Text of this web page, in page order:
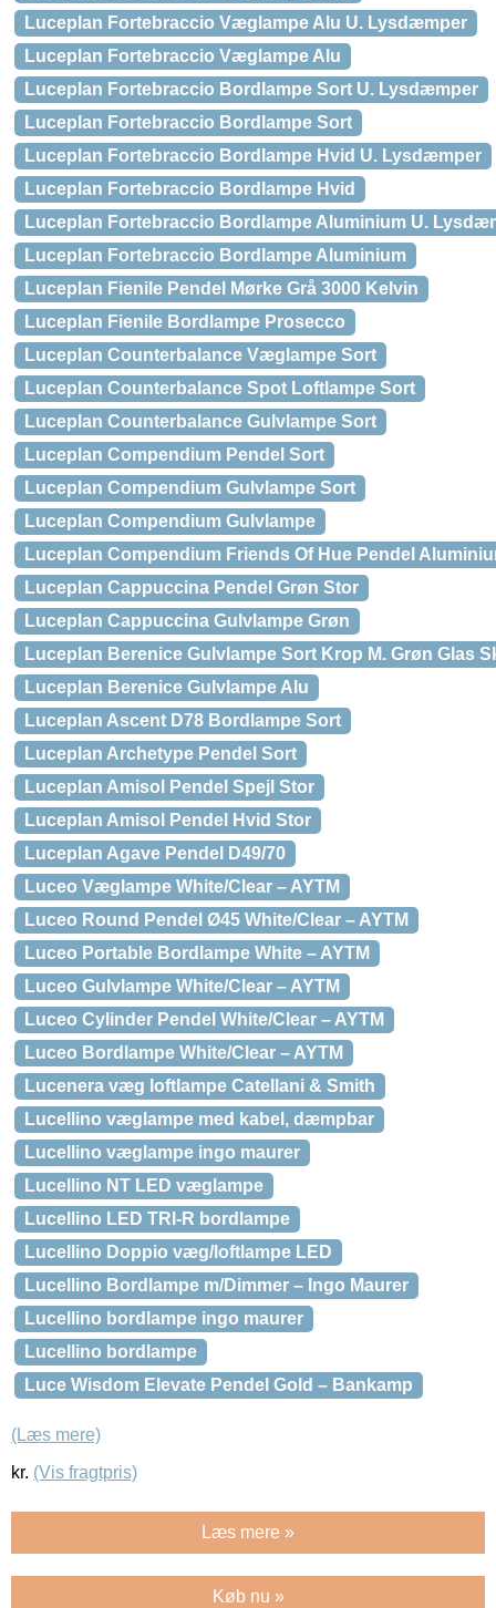
Luceplan Fortebraccio Væglampe Alu U. Lysdæmper
Luceplan Fortebraccio Væglampe Alu
Luceplan Fortebraccio Bordlampe Sort U. Lysdæmper
Luceplan Fortebraccio Bordlampe Sort
Luceplan Fortebraccio Bordlampe Hvid U. Lysdæmper
Luceplan Fortebraccio Bordlampe Hvid
Luceplan Fortebraccio Bordlampe Aluminium U.
Luceplan Fortebraccio Bordlampe Aluminium
Luceplan Fienile Pendel Mørke Grå 3000 Kelvin
Luceplan Fienile Bordlampe Prosecco
Luceplan Counterbalance Væglampe Sort
Luceplan Counterbalance Spot Loftlampe Sort
Luceplan Counterbalance Gulvlampe Sort
Luceplan Compendium Pendel Sort
Luceplan Compendium Gulvlampe Sort
Luceplan Compendium Gulvlampe
Luceplan Compendium Friends Of Hue Pendel
Luceplan Cappuccina Pendel Grøn Stor
Luceplan Cappuccina Gulvlampe Grøn
Luceplan Berenice Gulvlampe Sort Krop M. Grøn Glas
Luceplan Berenice Gulvlampe Alu
Luceplan Ascent D78 Bordlampe Sort
Luceplan Archetype Pendel Sort
Luceplan Amisol Pendel Spejl Stor
Luceplan Amisol Pendel Hvid Stor
Luceplan Agave Pendel D49/70
Luceo Væglampe White/Clear – AYTM
Luceo Round Pendel Ø45 White/Clear – AYTM
Luceo Portable Bordlampe White – AYTM
Luceo Gulvlampe White/Clear – AYTM
Luceo Cylinder Pendel White/Clear – AYTM
Luceo Bordlampe White/Clear – AYTM
Lucenera væg loftlampe Catellani & Smith
Lucellino væglampe med kabel, dæmpbar
Lucellino væglampe ingo maurer
Lucellino NT LED væglampe
Lucellino LED TRI-R bordlampe
Lucellino Doppio væg/loftlampe LED
Lucellino Bordlampe m/Dimmer – Ingo Maurer
Lucellino bordlampe ingo maurer
Lucellino bordlampe
Luce Wisdom Elevate Pendel Gold – Bankamp
(Læs mere)
kr. (Vis fragtpris)
Læs mere »
Køb nu »